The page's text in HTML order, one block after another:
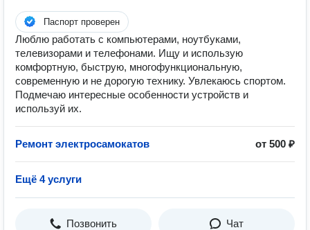
Паспорт проверен
Люблю работать с компьютерами, ноутбуками,
телевизорами и телефонами. Ищу и использую
комфортную, быструю, многофункциональную,
современную и не дорогую технику. Увлекаюсь спортом.
Подмечаю интересные особенности устройств и
используй их.
Ремонт электросамокатов от 500 ₽
Ещё 4 услуги
Позвонить Чат